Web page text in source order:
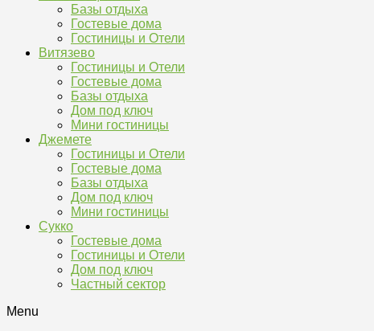
Базы отдыха
Гостевые дома
Гостиницы и Отели
Витязево
Гостиницы и Отели
Гостевые дома
Базы отдыха
Дом под ключ
Мини гостиницы
Джемете
Гостиницы и Отели
Гостевые дома
Базы отдыха
Дом под ключ
Мини гостиницы
Сукко
Гостевые дома
Гостиницы и Отели
Дом под ключ
Частный сектор
Menu